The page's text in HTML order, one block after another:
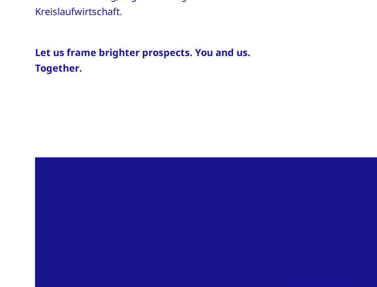
Kreislaufwirtschaft.
Let us frame brighter prospects. You and us.
Together.